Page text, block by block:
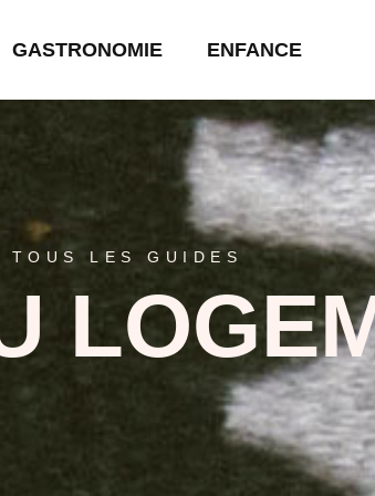
GASTRONOMIE ENFANCE
TOUS LES GUIDES